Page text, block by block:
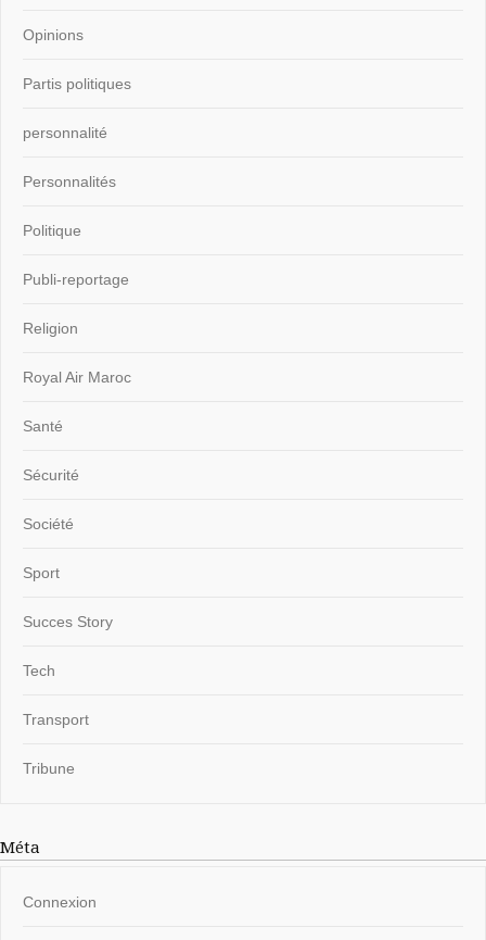
Opinions
Partis politiques
personnalité
Personnalités
Politique
Publi-reportage
Religion
Royal Air Maroc
Santé
Sécurité
Société
Sport
Succes Story
Tech
Transport
Tribune
Méta
Connexion